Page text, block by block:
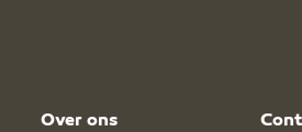
Over ons